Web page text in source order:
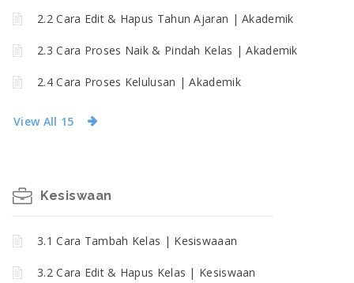
2.2 Cara Edit & Hapus Tahun Ajaran | Akademik
2.3 Cara Proses Naik & Pindah Kelas | Akademik
2.4 Cara Proses Kelulusan | Akademik
View All 15
Kesiswaan
3.1 Cara Tambah Kelas | Kesiswaaan
3.2 Cara Edit & Hapus Kelas | Kesiswaan